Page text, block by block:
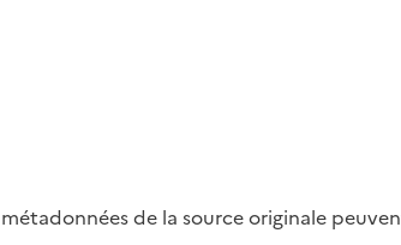
de la source originale